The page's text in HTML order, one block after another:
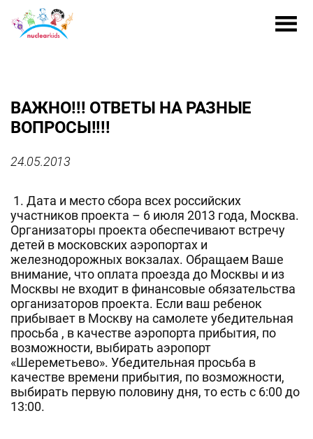
ВАЖНО!!! ОТВЕТЫ НА РАЗНЫЕ
ВОПРОСЫ!!!!
24.05.2013
1. Дата и место сбора всех российских
участников проекта – 6 июля 2013 года, Москва.
Организаторы проекта обеспечивают встречу
детей в московских аэропортах и
железнодорожных вокзалах. Обращаем Ваше
внимание, что оплата проезда до Москвы и из
Москвы не входит в финансовые обязательства
организаторов проекта. Если ваш ребенок
прибывает в Москву на самолете убедительная
просьба , в качестве аэропорта прибытия, по
возможности, выбирать аэропорт
«Шереметьево». Убедительная просьба в
качестве времени прибытия, по возможности,
выбирать первую половину дня, то есть с 6:00 до
13:00.